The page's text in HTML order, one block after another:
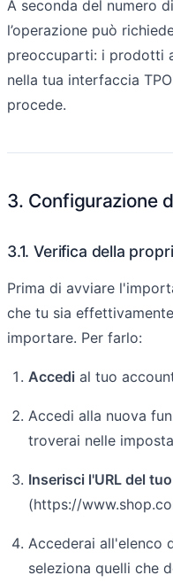
A seconda del numero
l’operazione può
preoccuparti: i prodotti
nella tua interfaccia
procede.
3. Configurazione
3.1. Verifica della
Prima di avviare
che tu sia
importare. Per farlo:
Accedi al tuo
Accedi alla nuova
troverai nelle
Inserisci l'URL del
(https://
Accederai all'elenco
seleziona quelli che